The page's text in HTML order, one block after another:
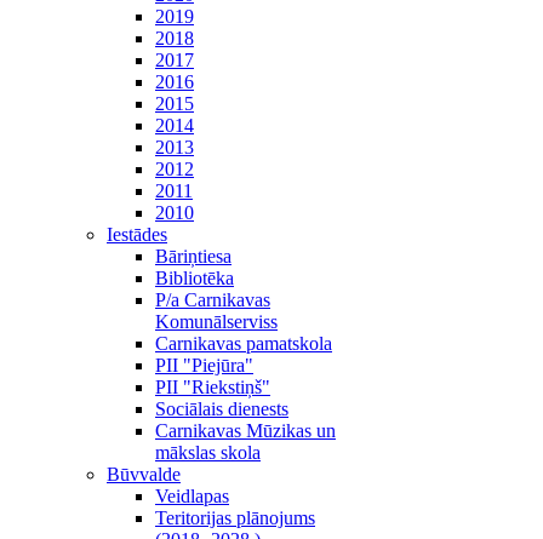
2019
2018
2017
2016
2015
2014
2013
2012
2011
2010
Iestādes
Bāriņtiesa
Bibliotēka
P/a Carnikavas
Komunālserviss
Carnikavas pamatskola
PII "Piejūra"
PII "Riekstiņš"
Sociālais dienests
Carnikavas Mūzikas un
mākslas skola
Būvvalde
Veidlapas
Teritorijas plānojums